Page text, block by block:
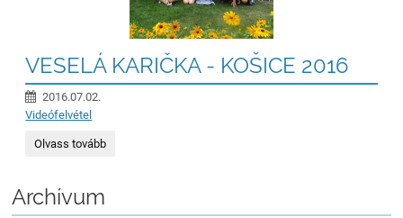
VESELÁ KARIČKA - KOŠICE 2016
2016.07.02.
Videófelvétel
VESELÁ
2016:
Olvass tovább
Archívum